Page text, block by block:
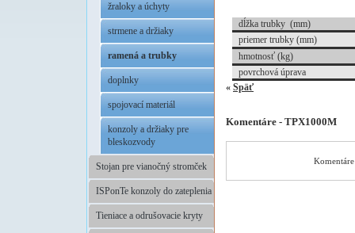
žraloky a úchyty
strmene a držiaky
ramená a trubky
doplnky
spojovací materiál
konzoly a držiaky pre
bleskozvody
Stojan pre vianočný stromček
ISPonTe konzoly do zateplenia
Tieniace a odrušovacie kryty
dĺžka trubky (mm)
priemer trubky (mm)
hmotnosť (kg)
povrchová úprava
« Späť
Komentáre - TPX1000M